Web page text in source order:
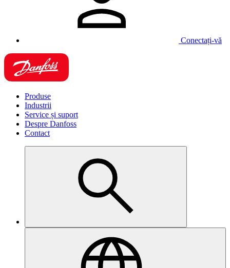
Conectați-vă
Produse
Industrii
Service și suport
Despre Danfoss
Contact